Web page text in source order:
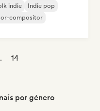
indie
Indie pop
compositor
14
por género